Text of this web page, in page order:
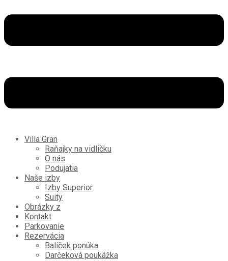
Villa Gran
Raňajky na vidličku
O nás
Podujatia
Naše izby
Izby Superior
Suity
Obrázky z
Kontakt
Parkovanie
Rezervácia
Balíček ponúka
Darčeková poukážka